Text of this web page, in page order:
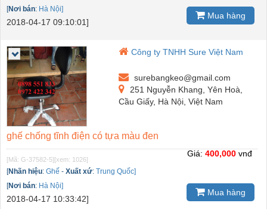
[Nơi bán: Hà Nội]
2018-04-17 09:10:01]
Mua hàng
Công ty TNHH Sure Việt Nam
surebangkeo@gmail.com
251 Nguyễn Khang, Yên Hoà,
Cầu Giấy, Hà Nội, Việt Nam
ghế chống tĩnh điện có tựa màu đen
[Mã: G-37582-5] [xem: 1026]
[Nhãn hiệu: Ghế - Xuất xứ: Trung Quốc]
[Nơi bán: Hà Nội]
2018-04-17 10:33:42]
Giá: 400,000 vnđ
Mua hàng